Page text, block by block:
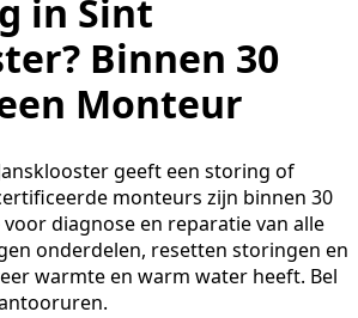
in Sint
Binnen 30
Monteur
geeft een storing of
monteurs zijn binnen 30
diagnose en reparatie van alle
onderdelen, resetten storingen en
warmte en warm water heeft. Bel